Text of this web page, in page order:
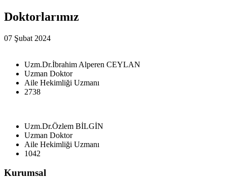
Doktorlarımız
07 Şubat 2024
Uzm.Dr.İbrahim Alperen CEYLAN
Uzman Doktor
Aile Hekimliği Uzmanı
2738
Uzm.Dr.Özlem BİLGİN
Uzman Doktor
Aile Hekimliği Uzmanı
1042
Kurumsal